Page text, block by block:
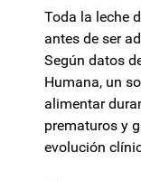
Toda la leche
antes de ser
Según datos
Humana, un
alimentar
prematuros y
evolución